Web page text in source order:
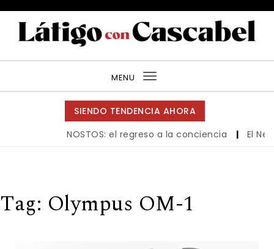
MENU
Toggle
navigation
SIENDO TENDENCIA AHORA
NOSTOS: el regreso a la conciencia
El
Tag: Olympus OM-1